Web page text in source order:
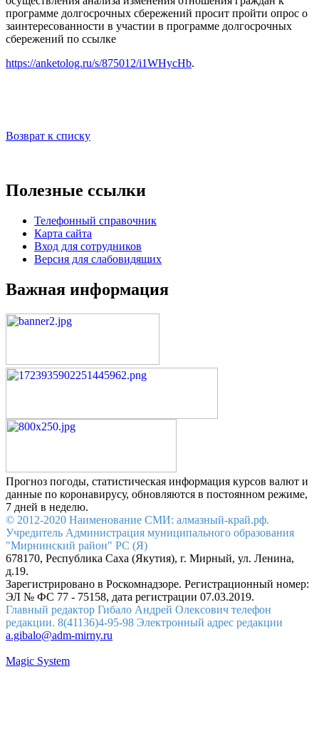
программе долгосрочных сбережений просит пройти опрос о
заинтересованности в участии в программе долгосрочных
сбережений по ссылке
https://anketolog.ru/s/875012/i1WHycHb.
Возврат к списку
Полезные ссылки
Телефонный справочник
Карта сайта
Вход для сотрудников
Версия для слабовидящих
Важная информация
Прогноз погоды, статистическая информация курсов валют и
данные по коронавирусу, обновляются в постоянном режиме,
7 дней в неделю.
© 2012-2020 Наименование СМИ: алмазный-край.рф.
Учредитель Администрация муниципального образования
"Мирнинский район" РС (Я)
678170, Республика Саха (Якутия), г. Мирный, ул. Ленина,
д.19.
Зарегистрировано в Роскомнадзоре. Регистрационный номер:
ЭЛ № ФС 77 - 75158, дата регистрации 07.03.2019.
Главный редактор Гибало Андрей Олексович телефон
редакции. 8(41136)4-95-98 Электронный адрес редакции
a.gibalo@adm-mirny.ru
Magic System